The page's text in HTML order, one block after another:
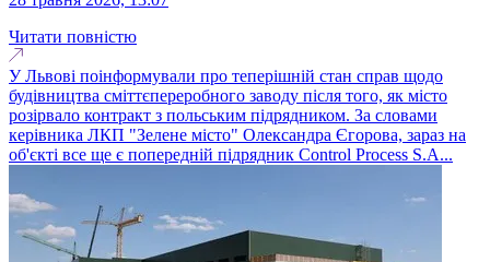
Читати повністю
У Львові поінформували про теперішній стан справ щодо
будівництва сміттєпереробного заводу після того, як місто
розірвало контракт з польським підрядником. За словами
керівника ЛКП "Зелене місто" Олександра Єгорова, зараз на
об'єкті все ще є попередній підрядник Control Process S.A...